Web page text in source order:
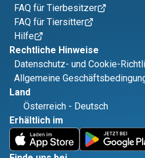
FAQ für Tierbesitzer
FAQ für Tiersitter
Hilfe
Rechtliche Hinweise
Datenschutz- und Cookie-
Allgemeine
Land
Österreich - Deutsch
Erhältlich im